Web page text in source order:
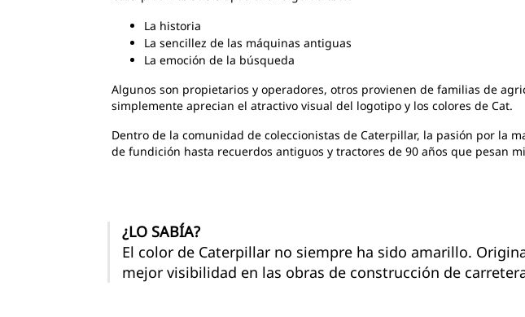
La historia
La sencillez de las máquinas antiguas
La emoción de la búsqueda
Algunos son propietarios y operadores, otros provienen de familias de
simplemente aprecian el atractivo visual del logotipo y los colores de Cat.
Dentro de la comunidad de coleccionistas de Caterpillar, la pasión por la
de fundición hasta recuerdos antiguos y tractores de 90 años que pesan
¿LO SABÍA?
El color de Caterpillar no siempre ha sido amarillo.
mejor visibilidad en las obras de construcción de